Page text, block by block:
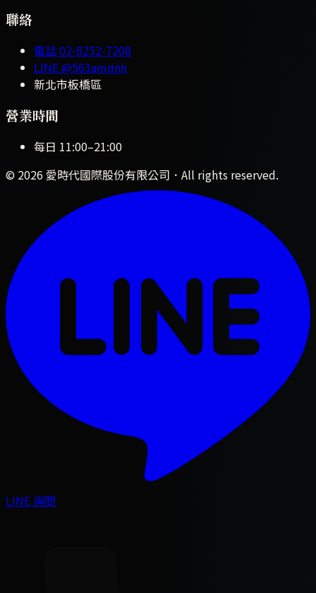
聯絡
電話02-8252-7208
LINE@563amdnh
新北市板橋區
營業時間
每日 11:00–21:00
© 2026 愛時代國際股份有限公司 ．All rights reserved.
LINE 詢問